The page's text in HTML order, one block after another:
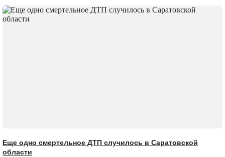
Еще одно смертельное ДТП случилось в Саратовской
области